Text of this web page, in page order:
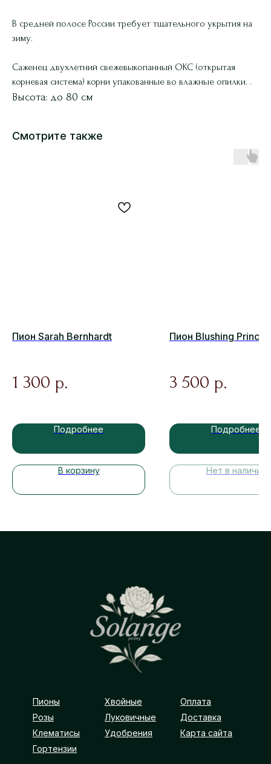
В средней полосе России требует тщательного укрытия на
зиму.
Саженец двухлетний свежевыкопанный ОКС (открытая
корневая система) корни упакованные во влажные опилки. .
Высота: до 80 см
Смотрите также
Пион Sarah Bernhardt
1 300 р.
Подробнее
В корзину
Пион Blushing
3 500 р.
Подробнее
Нет в наличии
Оплата
Карта сайта
Доставка
Удобрения
Луковичные
Хвойные
Гортензии
Клематисы
Розы
Пионы